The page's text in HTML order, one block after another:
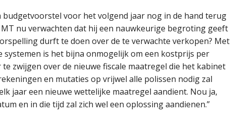
budgetvoorstel voor het volgend jaar nog in de hand terug
nu verwachten dat hij een nauwkeurige begroting geeft
durft te doen over de te verwachte verkopen? Met
systemen is het bijna onmogelijk om een kostprijs per
zwijgen over de nieuwe fiscale maatregel die het kabinet
en mutaties op vrijwel alle polissen nodig zal
jaar een nieuwe wettelijke maatregel aandient. Nou ja,
en in die tijd zal zich wel een oplossing aandienen.”